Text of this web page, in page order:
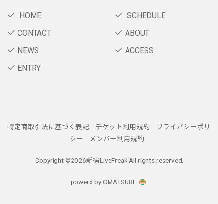
HOME
SCHEDULE
CONTACT
ABOUT
NEWS
ACCESS
ENTRY
特定商取引法に基づく表記 チケット利用規約
プライバシーポリ
シー
メンバー利用規約
Copyright ©2026新宿LiveFreak All rights reserved.
powerd by OMATSURI